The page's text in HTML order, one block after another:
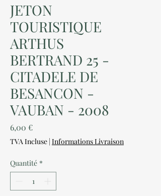
JETON
TOURISTIQUE
ARTHUS
BERTRAND 25 -
CITADELE DE
BESANCON -
VAUBAN - 2008
6,00 €Prix
TVA Incluse | Informations Livraison
Quantité *